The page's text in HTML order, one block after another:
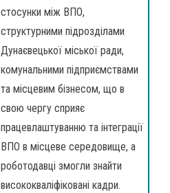
стосунки між ВПО,
структурними підрозділами
Дунаєвецької міської ради,
комунальними підприємствами
та місцевим бізнесом, що в
свою чергу сприяє
працевлаштуванню та інтеграції
ВПО в місцеве середовище, а
роботодавці змогли знайти
висококваліфіковані кадри.